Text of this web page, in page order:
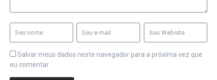
Salvar meus dados neste navegador para a próxima vez que
eu comentar.